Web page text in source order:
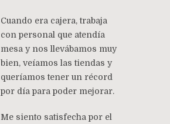
Cuando era cajera, trabaja
con personal que atendía
mesa y nos llevábamos muy
bien, veíamos las tiendas y
queríamos tener un récord
por día para poder mejorar.
Me siento satisfecha por el